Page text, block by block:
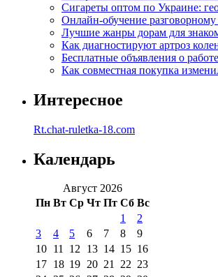
Сигареты оптом по Украине:
Онлайн-обучение
Лучшие жанры дорам для
Как диагностируют артроз
Бесплатные объявления о
Как совместная покупка
Интересное
Rt.chat-ruletka-18.com
Календарь
Август 2026
Пн Вт Ср Чт Пт Сб Вс
1
2
3
4 5 6 7 8
9
10 11 12 13 14 15 16
17 18 19 20 21 22 23